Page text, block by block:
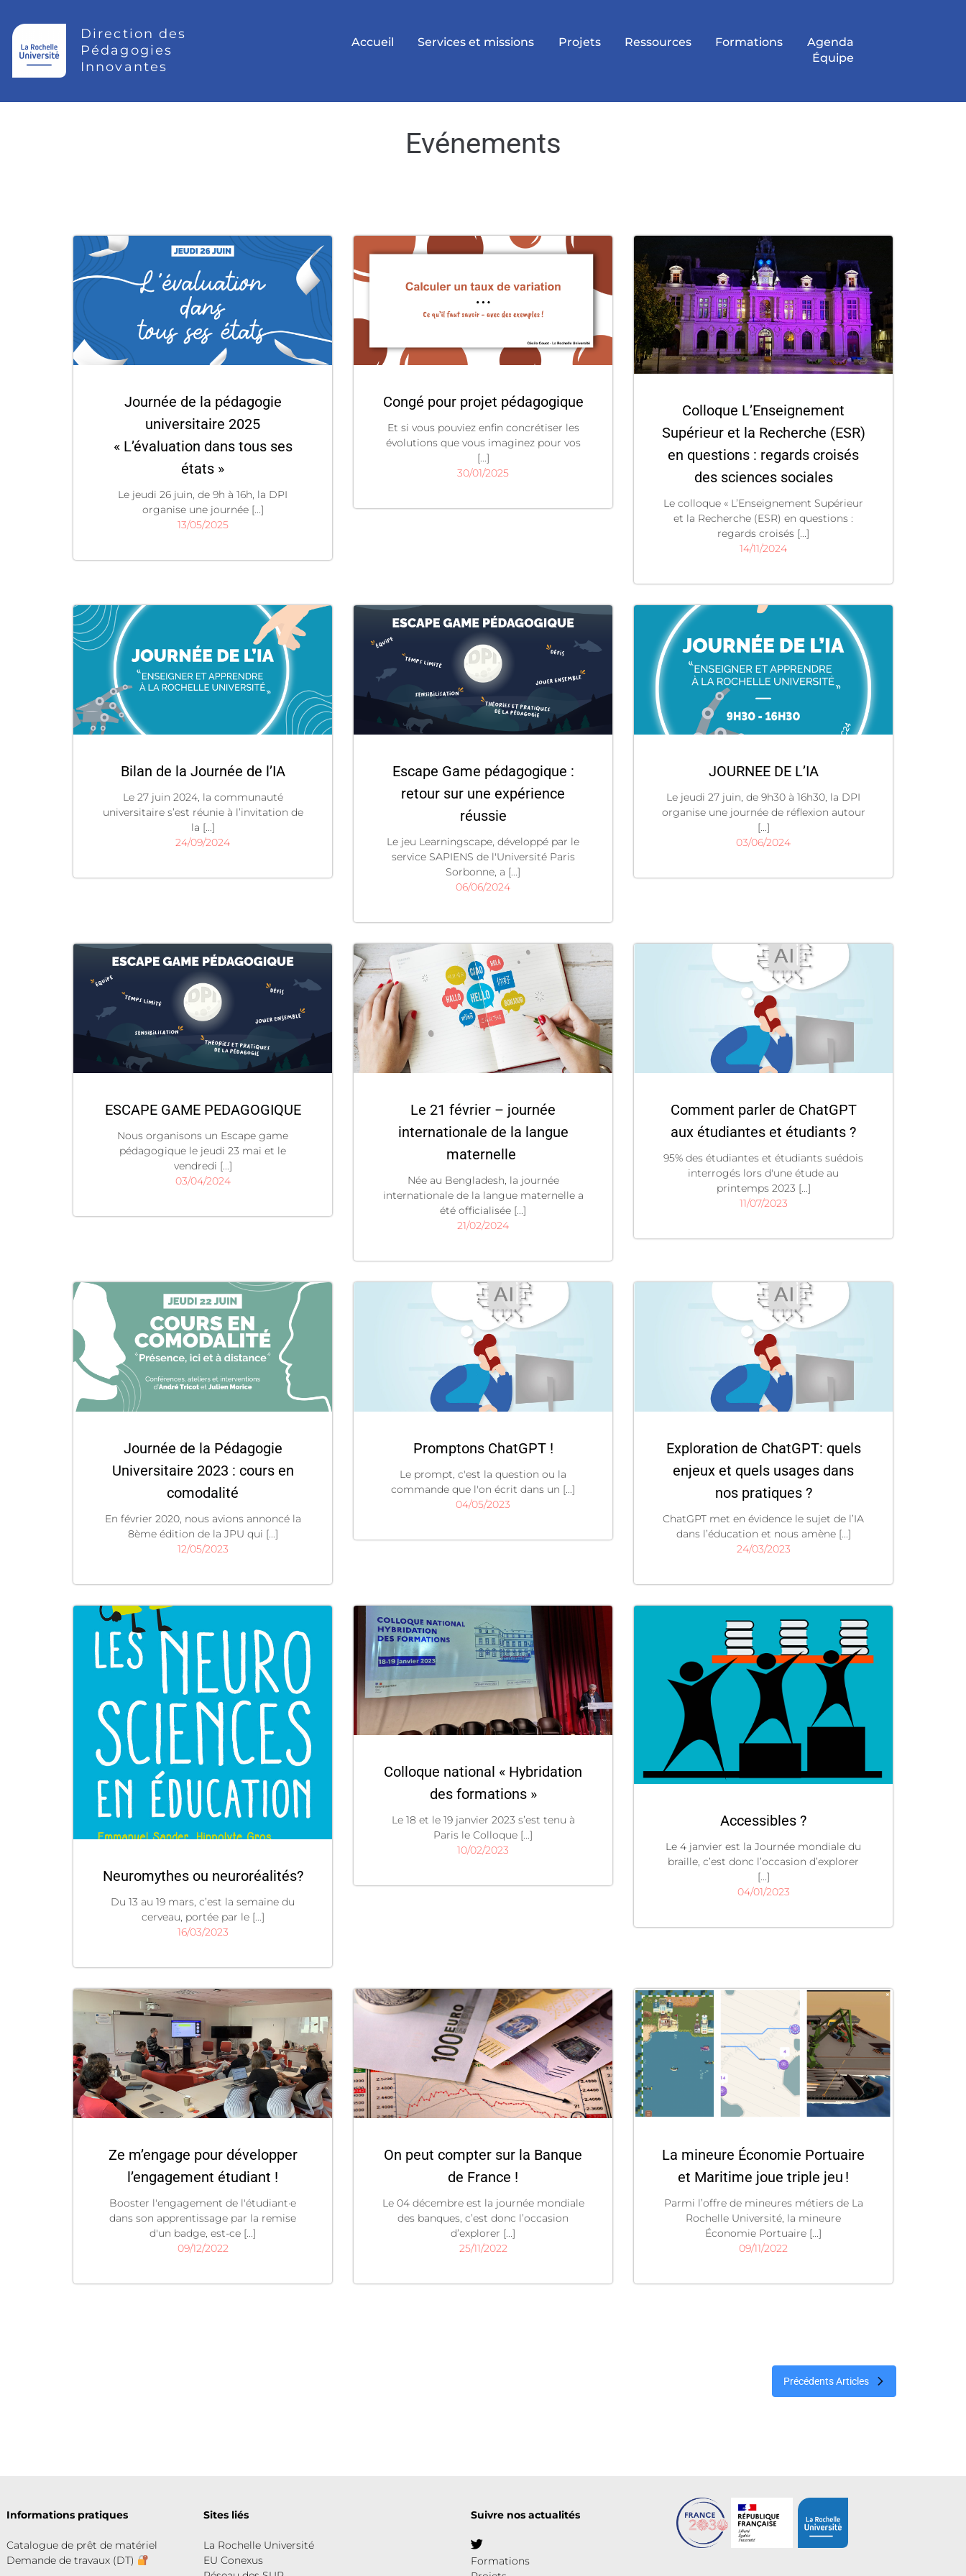
Direction des
Pédagogies
Innovantes
Accueil Services et missions Projets Ressources Formations
Agenda
Équipe
Evénements
Journée de la pédagogie
universitaire 2025
« L’évaluation dans tous ses
états »
Le jeudi 26 juin, de 9h à 16h, la DPI
organise une journée [...]
13/05/2025
Congé pour projet pédagogique
Et si vous pouviez enfin concrétiser les
évolutions que vous imaginez pour vos
[...]
30/01/2025
Colloque L’Enseignement
Supérieur et la Recherche (ESR)
en questions : regards croisés
des sciences sociales
Le colloque « L’Enseignement Supérieur
et la Recherche (ESR) en questions :
regards croisés [...]
14/11/2024
Bilan de la Journée de l’IA
Le 27 juin 2024, la communauté
universitaire s’est réunie à l’invitation de
la [...]
24/09/2024
Escape Game pédagogique :
retour sur une expérience
réussie
Le jeu Learningscape, développé par le
service SAPIENS de l'Université Paris
Sorbonne, a [...]
06/06/2024
JOURNEE DE L’IA
Le jeudi 27 juin, de 9h30 à 16h30, la DPI
organise une journée de réflexion autour
[...]
03/06/2024
ESCAPE GAME PEDAGOGIQUE
Nous organisons un Escape game
pédagogique le jeudi 23 mai et le
vendredi [...]
03/04/2024
Le 21 février – journée
internationale de la langue
maternelle
Née au Bengladesh, la journée
internationale de la langue maternelle a
été officialisée [...]
21/02/2024
Comment parler de ChatGPT
aux étudiantes et étudiants ?
95% des étudiantes et étudiants suédois
interrogés lors d'une étude au
printemps 2023 [...]
11/07/2023
Journée de la Pédagogie
Universitaire 2023 : cours en
comodalité
En février 2020, nous avions annoncé la
8ème édition de la JPU qui [...]
12/05/2023
Promptons ChatGPT !
Le prompt, c'est la question ou la
commande que l'on écrit dans un [...]
04/05/2023
Exploration de ChatGPT: quels
enjeux et quels usages dans
nos pratiques ?
ChatGPT met en évidence le sujet de l’IA
dans l’éducation et nous amène [...]
24/03/2023
Neuromythes ou neuroréalités?
Du 13 au 19 mars, c’est la semaine du
cerveau, portée par le [...]
16/03/2023
Colloque national « Hybridation
des formations »
Le 18 et le 19 janvier 2023 s’est tenu à
Paris le Colloque [...]
10/02/2023
Accessibles ?
Le 4 janvier est la Journée mondiale du
braille, c’est donc l’occasion d’explorer
[...]
04/01/2023
Ze m’engage pour développer
l’engagement étudiant !
Booster l'engagement de l'étudiant·e
dans son apprentissage par la remise
d'un badge, est-ce [...]
09/12/2022
On peut compter sur la Banque
de France !
Le 04 décembre est la journée mondiale
des banques, c’est donc l’occasion
d’explorer [...]
25/11/2022
La mineure Économie Portuaire
et Maritime joue triple jeu !
Parmi l’offre de mineures métiers de La
Rochelle Université, la mineure
Économie Portuaire [...]
09/11/2022
Précédents Articles
Informations pratiques
Catalogue de prêt de matériel
Demande de travaux (DT)
Sites liés
La Rochelle Université
EU Conexus
Suivre nos actualités
Formations